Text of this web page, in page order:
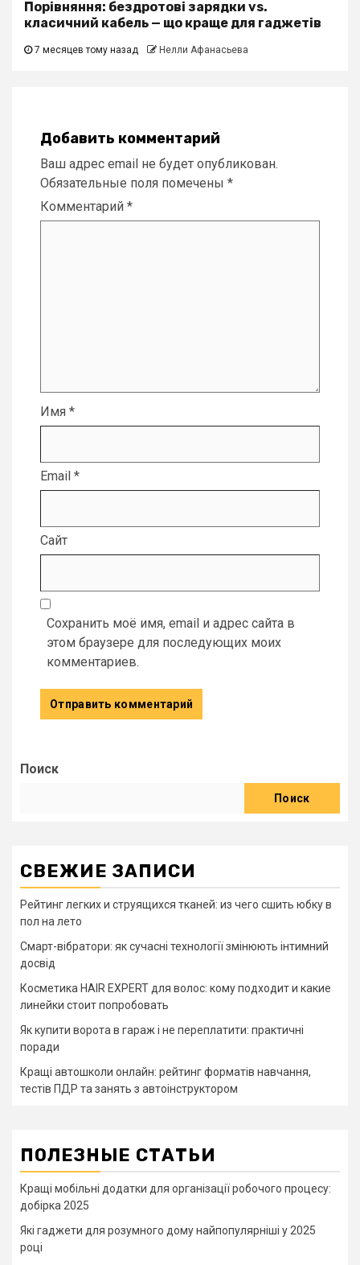
Порівняння: бездротові зарядки vs.
класичний кабель — що краще для гаджетів
7 месяцев тому назад Нелли Афанасьева
Добавить комментарий
Ваш адрес email не будет опубликован.
Обязательные поля помечены *
Комментарий *
Имя *
Email *
Сайт
Сохранить моё имя, email и адрес сайта в
этом браузере для последующих моих
комментариев.
Поиск
Поиск
СВЕЖИЕ ЗАПИСИ
Рейтинг легких и струящихся тканей: из чего сшить юбку в
пол на лето
Смарт-вібратори: як сучасні технології змінюють інтимний
досвід
Косметика HAIR EXPERT для волос: кому подходит и какие
линейки стоит попробовать
Як купити ворота в гараж і не переплатити: практичні
поради
Кращі автошколи онлайн: рейтинг форматів навчання,
тестів ПДР та занять з автоінструктором
ПОЛЕЗНЫЕ СТАТЬИ
Кращі мобільні додатки для організації робочого процесу:
добірка 2025
Які гаджети для розумного дому найпопулярніші у 2025
році